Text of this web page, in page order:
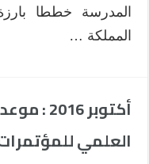
المدرسة خططا
المملكة …
أكتوبر
العلمي